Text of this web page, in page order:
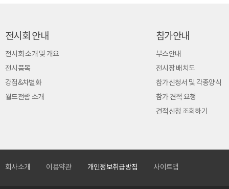
전시회 안내
전시회 소개 및 개요
전시품목
강점&차별화
월드전람 소개
참가안내
부스안내
전시장 배치도
참가신청서 및 각종양식
참가 견적 요청
견적신청 조회하기
회사소개 이용약관 개인정보취급방침 사이트맵